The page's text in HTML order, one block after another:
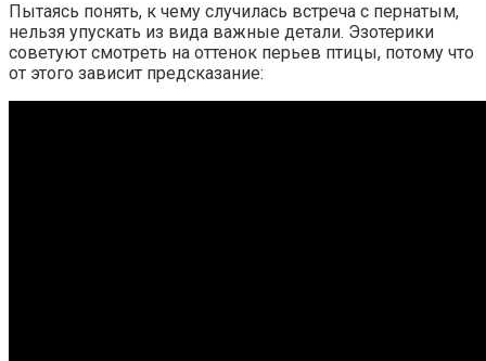
Пытаясь понять, к чему случилась встреча с пернатым,
нельзя упускать из вида важные детали. Эзотерики
советуют смотреть на оттенок перьев птицы, потому что
от этого зависит предсказание: